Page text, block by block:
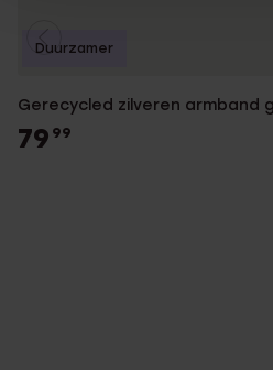
Gerecycled zilveren armband
79 99
Duurzamer